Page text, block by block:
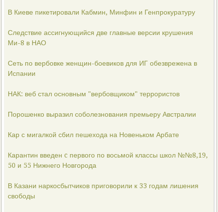
В Киеве пикетировали Кабмин, Минфин и Генпрокуратуру
Следствие ассигнующийся две главные версии крушения
Ми-8 в НАО
Сеть по вербовке женщин-боевиков для ИГ обезврежена в
Испании
НАК: веб стал основным "вербовщиком" террористов
Порошенко выразил соболезнования премьеру Австралии
Кар с мигалкой сбил пешехода на Новеньком Арбате
Карантин введен c первого по восьмой классы школ №№8,19,
50 и 55 Нижнего Новгорода
В Казани наркосбытчиков приговорили к 33 годам лишения
свободы